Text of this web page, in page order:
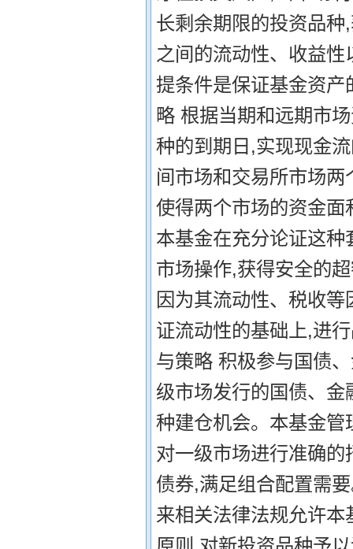
长剩余期限的投资品
之间的流动性、收益
提条件是保证基金资
略 根据当期和远期市
种的到期日,实现现金
间市场和交易所市场
使得两个市场的资金
本基金在充分论证这
市场操作,获得安全的
因为其流动性、税收
证流动性的基础上,进
与策略 积极参与国债
级市场发行的国债、
种建仓机会。本基金
对一级市场进行准确
债券,满足组合配置需
来相关法律法规允许